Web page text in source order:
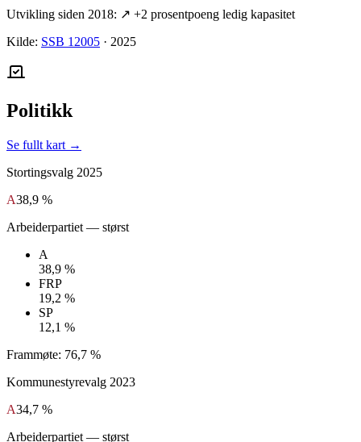
Utvikling siden 2018: ↗ +2 prosentpoeng ledig kapasitet
Kilde: SSB 12005 · 2025
Politikk
Se fullt kart →
Stortingsvalg 2025
A38,9 %
Arbeiderpartiet — størst
A
38,9 %
FRP
19,2 %
SP
12,1 %
Frammøte: 76,7 %
Kommunestyrevalg 2023
A34,7 %
Arbeiderpartiet — størst